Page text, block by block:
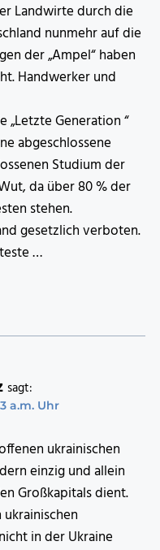
Landwirte durch die
nunmehr auf die
der „Ampel“ haben
Handwerker und
„Letzte Generation “
abgeschlossene
Studium der
da über 80 % der
stehen.
gesetzlich verboten.
…
sagt:
a.m. Uhr
ukrainischen
einzig und allein
Großkapitals dient.
in der Ukraine